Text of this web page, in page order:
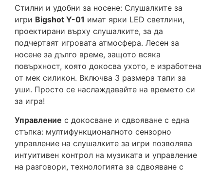
Стилни и удобни за носене: Слушалките за
игри Bigshot Y-01 имат ярки LED светлини,
проектирани върху слушалките, за да
подчертаят игровата атмосфера. Лесен за
носене за дълго време, защото всяка
повърхност, която докосва ухото, е изработена
от мек силикон. Включва 3 размера тапи за
уши. Просто се наслаждавайте на времето си
за игра!
Управление с докосване и сдвояване с една
стъпка: мултифункционалното сензорно
управление на слушалките за игри позволява
интуитивен контрол на музиката и управление
на разговори, технологията за сдвояване с